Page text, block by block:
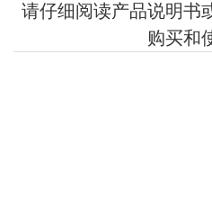
请仔细阅读产品说明书
购买和